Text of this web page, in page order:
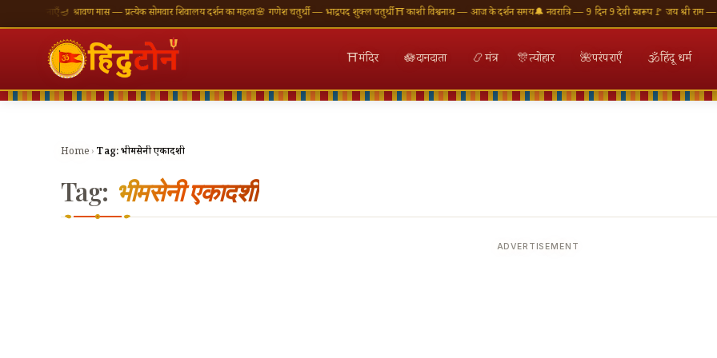
🪔 श्रावण मास — प्रत्येक सोमवार शिवालय दर्शन का महत्व🌸 गणेश चतुर्थी — भाद्रपद शुक्ल चतुर्थी⛩ काशी विश्वनाथ — आज के दर्शन समय🔔 नवरात्रि — 9 दिन 9 देवी स्वरूप🚩 जय श्री राम — राम
⛩मंदिर 🪷दानदाता 📿मंत्र 🎊त्योहार 🌺परंपराएँ 🕉हिंदू धर्म
Home › Tag:भीमसेनी एकादशी
Tag: भीमसेनी एकादशी
ADVERTISEMENT